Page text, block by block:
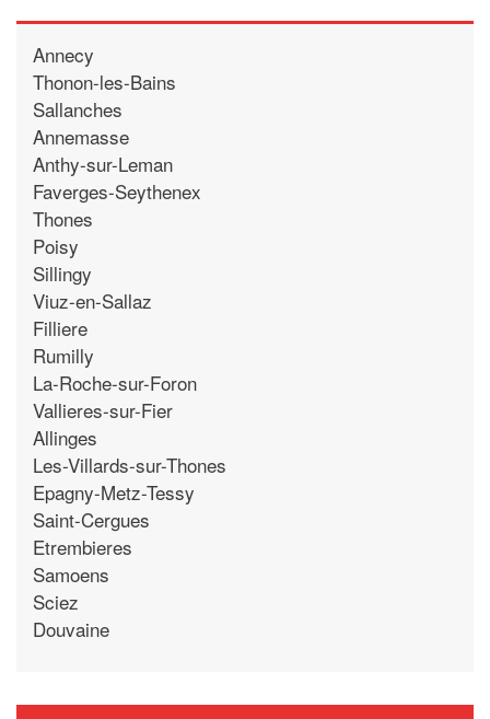
Annecy
Thonon-les-Bains
Sallanches
Annemasse
Anthy-sur-Leman
Faverges-Seythenex
Thones
Poisy
Sillingy
Viuz-en-Sallaz
Filliere
Rumilly
La-Roche-sur-Foron
Vallieres-sur-Fier
Allinges
Les-Villards-sur-Thones
Epagny-Metz-Tessy
Saint-Cergues
Etrembieres
Samoens
Sciez
Douvaine